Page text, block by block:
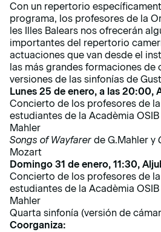
Con un repertorio
programa, los profesores de la
les Illes Balears nos ofrecerán
importantes del repertorio
actuaciones que van desde el
las más grandes formaciones de
versiones de las sinfonías de
Lunes 25 de enero, a las 20:00,
Concierto de los profesores de la
estudiantes de la Acadèmia
Mahler
Songs of Wayfarer de G.Mahler y
Mozart
Domingo 31 de enero, 11:30,
Concierto de los profesores de la
estudiantes de la Acadèmia
Mahler
Quarta sinfonía (versión de
Coorganiza: